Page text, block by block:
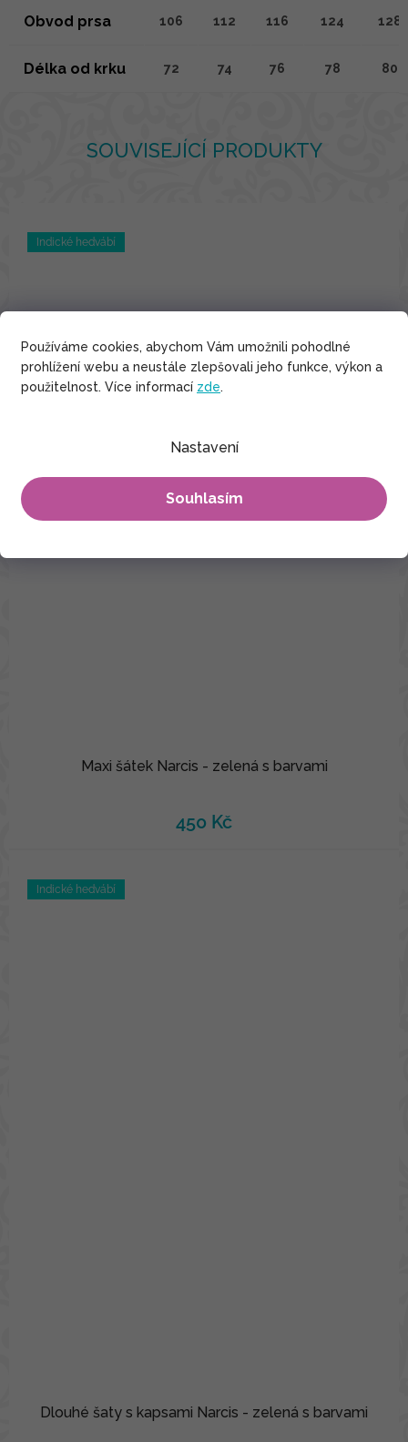
Používáme cookies, abychom Vám umožnili pohodlné
prohlížení webu a neustále zlepšovali jeho funkce, výkon a
použitelnost. Více informací zde.
Nastavení
Souhlasím
SOUVISEJÍCÍ PRODUKTY
Indické hedvábí
Maxi šátek Narcis - zelená s barvami
450 Kč
Indické hedvábí
Dlouhé šaty s kapsami Narcis - zelená s barvami
Obvod prsa 106 112 116 124 128
Délka od krku 72 74 76 78 80